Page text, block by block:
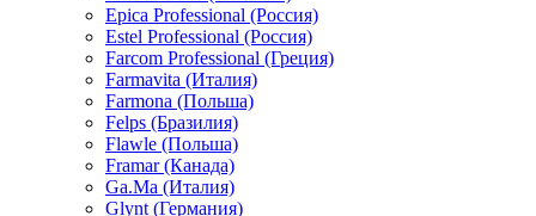
Epica Professional (Россия)
Estel Professional (Россия)
Farcom Professional (Греция)
Farmavita (Италия)
Farmona (Польша)
Felps (Бразилия)
Flawle (Польша)
Framar (Канада)
Ga.Ma (Италия)
Glynt (Германия)